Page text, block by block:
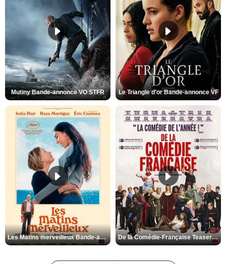
Mutiny Bande-annonce VO STFR Le Triangle d'or Bande-annonce VF
Les Matins merveilleux Bande-annonce VF De la Comédie-Française Teaser VF